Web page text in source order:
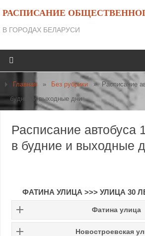
РАСПИСАНИЕ
В ГОРОДАХ БЕЛАРУСИ
Главная » Без рубрики » Расписание
будние и выходные дни
Расписание автобуса
в будние и выходные
ФАТИНА УЛИЦА >>> УЛИЦА 30
Фатина улица
Новостроевская